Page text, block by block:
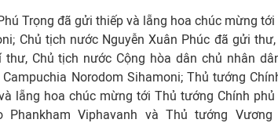
Trọng đã gửi thiếp và lẵng hoa chúc mừng tới
Chủ tịch nước Nguyễn Xuân Phúc đã gửi
Chủ tịch nước Cộng hòa dân chủ nhân
Norodom Sihamoni; Thủ tướng
lẵng hoa chúc mừng tới Thủ tướng Chính
Viphavanh và Thủ tướng Vương